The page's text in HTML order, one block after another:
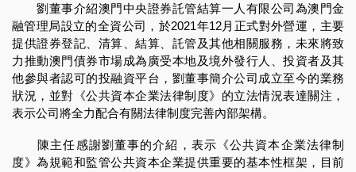
劉董事介紹澳門中央證券託管結算一人有限公司為澳門金
融管理局設立的全資公司，於2021年12月正式對外營運，主要
提供證券登記、清算、結算、託管及其他相關服務，未來將致
力推動澳門債券市場成為廣受本地及境外發行人、投資者及其
他參與者認可的投融資平台，劉董事簡介公司成立至今的業務
狀況，並對《公共資本企業法律制度》的立法情況表達關注，
表示公司將全力配合有關法律制度完善內部架構。
陳主任感謝劉董事的介紹，表示《公共資本企業法律制
度》為規範和監管公共資本企業提供重要的基本性框架，目前